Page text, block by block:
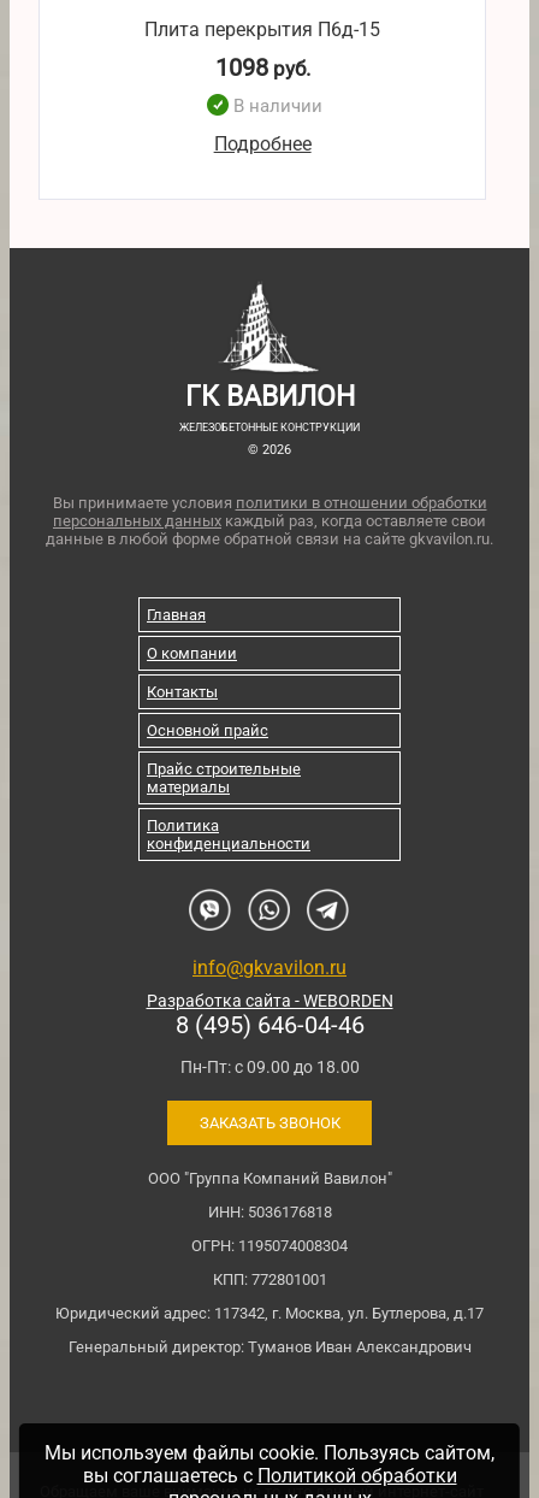
Плита перекрытия П6д-15
1098руб.
В наличии
Подробнее
ГК ВАВИЛОН
ЖЕЛЕЗОБЕТОННЫЕ КОНСТРУКЦИИ
© 2026
Вы принимаете условия политики в отношении обработки
персональных данных каждый раз, когда оставляете свои
данные в любой форме обратной связи на сайте gkvavilon.ru.
Главная
О компании
Контакты
Основной прайс
Прайс строительные
материалы
Политика
конфиденциальности
info@gkvavilon.ru
Разработка сайта - WEBORDEN
8 (495) 646-04-46
Пн-Пт: с 09.00 до 18.00
ЗАКАЗАТЬ ЗВОНОК
ООО "Группа Компаний Вавилон"
ИНН: 5036176818
ОГРН: 1195074008304
КПП: 772801001
Юридический адрес: 117342, г. Москва, ул. Бутлерова, д.17
Генеральный директор: Туманов Иван Александрович
Обращаем ваше внимание на то, что данный интернет-сайт
Мы используем файлы cookie. Пользуясь сайтом,
вы соглашаетесь с Политикой обработки